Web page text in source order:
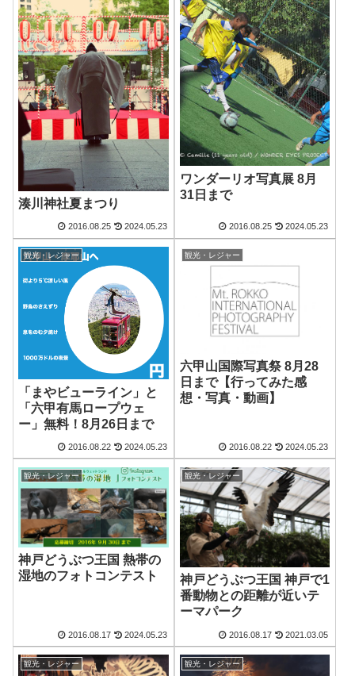
湊川神社夏まつり
2016.08.25 2024.05.23
ワンダーリオ写真展 8月
31日まで
2016.08.25 2024.05.23
観光・レジャー
「まやビューライン」と
「六甲有馬ロープウェ
ー」無料！8月26日まで
2016.08.22 2024.05.23
観光・レジャー
六甲山国際写真祭 8月28
日まで【行ってみた感
想・写真・動画】
2016.08.22 2024.05.23
観光・レジャー
神戸どうぶつ王国 熱帯の
湿地のフォトコンテスト
2016.08.17 2024.05.23
観光・レジャー
神戸どうぶつ王国 神戸で1
番動物との距離が近いテ
ーマパーク
2016.08.17 2021.03.05
観光・レジャー 観光・レジャー